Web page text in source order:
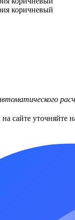
сайте уточняйте